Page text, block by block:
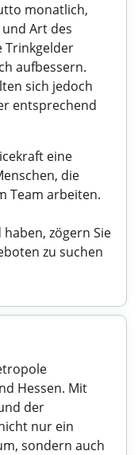
monatlich,
Art des
Trinkgelder
aufbessern.
sich jedoch
entsprechend
eine
die
Team arbeiten.
zögern Sie
zu suchen
Hessen. Mit
der
nur ein
sondern auch